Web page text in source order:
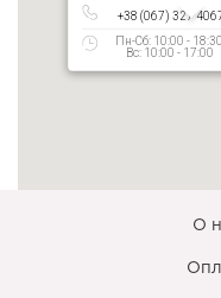
+38 (067) 327
Пн-Сб: 10:00 - 18:30
Вс: 10:00 - 17:00
О